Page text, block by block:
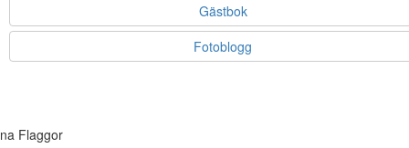
Gästbok
Fotoblogg
Flaggor